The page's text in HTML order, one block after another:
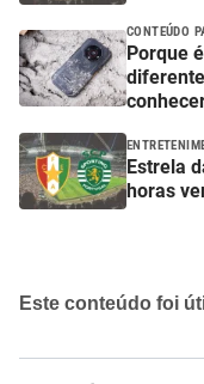
CONTEÚDO
Porque
Estrela
horas
Este conteúdo foi
Este conteúdo